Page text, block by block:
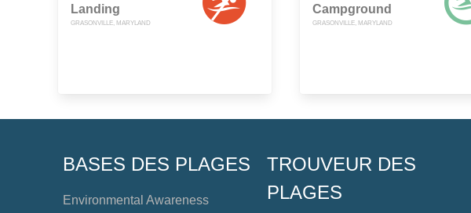
Landing
GRASONVILLE, MARYLAND
Campground
GRASONVILLE, MARYLAND
BASES DES PLAGES
Environmental Awareness
TROUVEUR DES
PLAGES